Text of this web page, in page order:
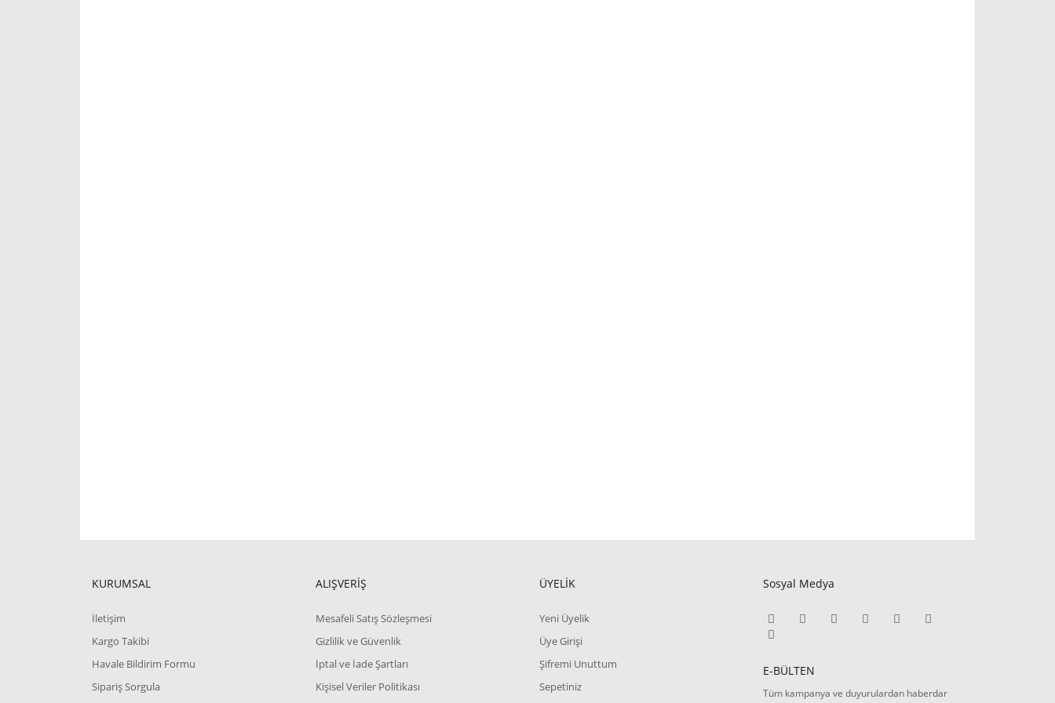
KURUMSAL
İletişim
Kargo Takibi
Havale Bildirim Formu
Sipariş Sorgula
ALIŞVERİŞ
Mesafeli Satış Sözleşmesi
Gizlilik ve Güvenlik
İptal ve İade Şartları
Kişisel Veriler Politikası
ÜYELİK
Yeni Üyelik
Üye Girişi
Şifremi Unuttum
Sepetiniz
Sosyal Medya
E-BÜLTEN
Tüm kampanya ve duyurulardan haberdar